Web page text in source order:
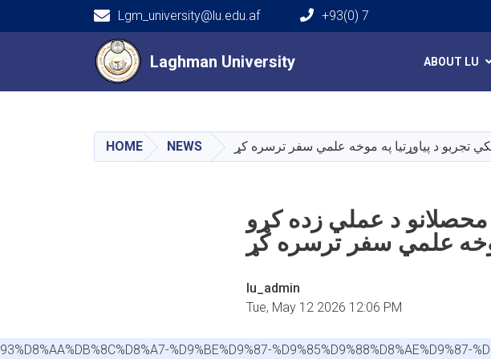
Laghman University
Lgm_university@lu.edu.af +93(0) 7
Main navigation
Laghman University ABOUT LU
HOME NEWS
محصلانو د عملي زده کړو
lu_admin
Tue, May 12 2026 12:06 PM
%D9%BE%D9%87-%D9%85%D9%88%D8%AE%D9%87-